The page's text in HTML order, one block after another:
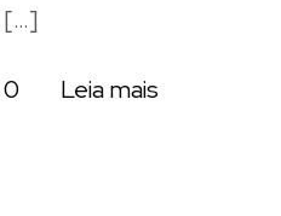
[…]
0 Leia mais